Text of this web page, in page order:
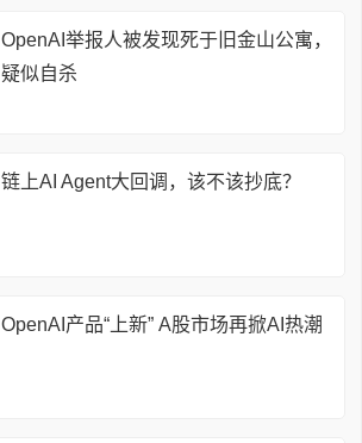
OpenAI举报人被发现死于旧金山公寓，
疑似自杀
链上AI Agent大回调，该不该抄底？
OpenAI产品“上新” A股市场再掀AI热潮